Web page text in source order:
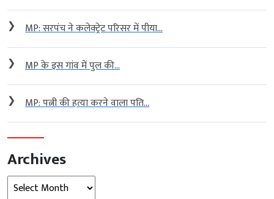
❯ MP: सरपंच ने कलेक्ट्रेट परिसर में पीया...
❯ MP के इस गांव में पुल की...
❯ MP: पत्नी की हत्या करने वाला पति...
Archives
Archives